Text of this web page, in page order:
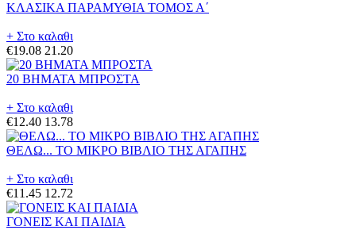
ΚΛΑΣΙΚΑ ΠΑΡΑΜΥΘΙΑ ΤΟΜΟΣ Α΄
+ Στο καλαθι
€19.08 21.20
20 ΒΗΜΑΤΑ ΜΠΡΟΣΤΑ
+ Στο καλαθι
€12.40 13.78
ΘΕΛΩ... ΤΟ ΜΙΚΡΟ ΒΙΒΛΙΟ ΤΗΣ ΑΓΑΠΗΣ
+ Στο καλαθι
€11.45 12.72
ΓΟΝΕΙΣ ΚΑΙ ΠΑΙΔΙΑ